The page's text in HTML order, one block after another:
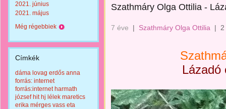
2021. június
2021. május
Még régebbiek
Címkék
dáma lovag erdős anna
forrás: internet
forrás:internet harmath
józsef hit hj lélek maretics
erika mérges vass eta
Szathmáry Olga Ottilia -
7 éve | Szathmáry Olga Ottilia |
Lázadó